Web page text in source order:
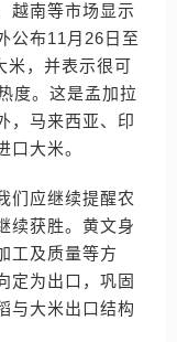
越南等市场显示
公布11月26日至
米，并表示很可
度。这是孟加拉
，马来西亚、印
口大米。
们应继续提醒农
续获胜。黄文身
工及质量等方
定为出口，巩固
与大米出口结构